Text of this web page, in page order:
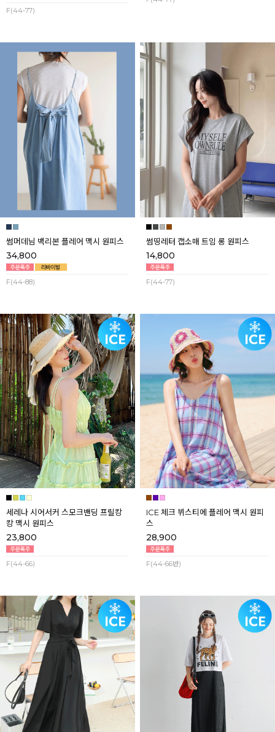
F(44-77)
썸머데님 백리본 플레어 맥시 원피스
34,800
F(44-88)
썸띵레터 캡소매 트임 롱 원피스
14,800
F(44-77)
세레나 시어서커 스모크밴딩 프릴캉
캉 맥시 원피스
23,800
F(44-66)
ICE 체크 뷔스티에 플레어 맥시 원피
스
28,900
F(44-66반)